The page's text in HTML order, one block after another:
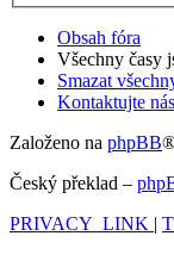
Obsah fóra
Všechny časy
Smazat
Kontaktujte nás
Založeno na phpBB
Český překlad –
PRIVACY_LINK |